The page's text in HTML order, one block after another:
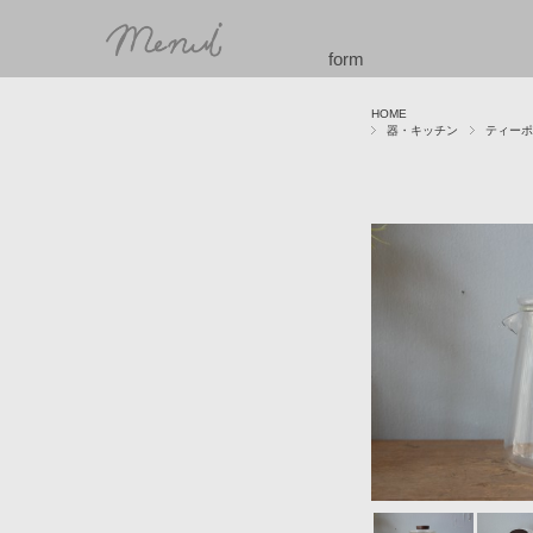
form
HOME
器・キッチン
ティー